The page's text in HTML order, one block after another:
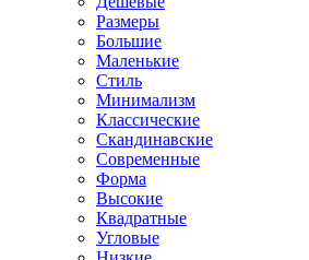
Размеры
Большие
Маленькие
Стиль
Минимализм
Классические
Скандинавские
Современные
Форма
Высокие
Квадратные
Угловые